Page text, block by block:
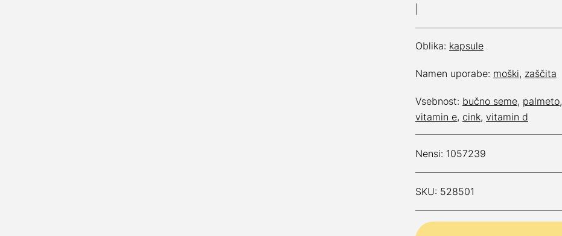
Oblika: kapsule
Namen uporabe: moški, zaščita
Vsebnost: bučno seme, palmeto,
vitamin e, cink, vitamin d
Nensi: 1057239
SKU: 528501